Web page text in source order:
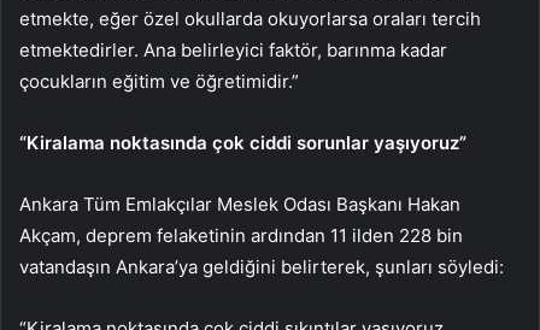
etmekte, eğer özel okullarda okuyorlarsa oraları tercih
etmektedirler. Ana belirleyici faktör, barınma kadar
çocukların eğitim ve öğretimidir.”
“Kiralama noktasında çok ciddi sorunlar yaşıyoruz”
Ankara Tüm Emlakçılar Meslek Odası Başkanı Hakan
Akçam, deprem felaketinin ardından 11 ilden 228 bin
vatandaşın Ankara’ya geldiğini belirterek, şunları söyledi: